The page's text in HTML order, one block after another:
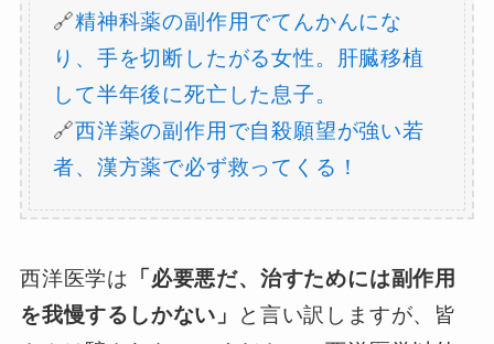
🔗精神科薬の副作用でてんかんにな
り、手を切断したがる女性。肝臓移植
して半年後に死亡した息子。
🔗西洋薬の副作用で自殺願望が強い若
者、漢方薬で必ず救ってくる！
西洋医学は 「必要悪だ、治すためには副作用
を我慢するしかない」
と言い訳しますが、皆